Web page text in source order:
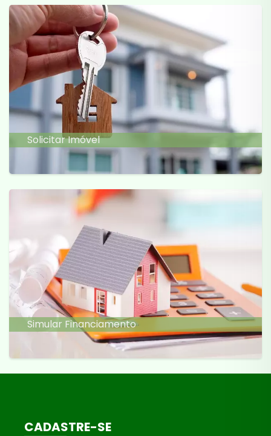
Solicitar Imóvel
Simular Financiamento
CADASTRE-SE